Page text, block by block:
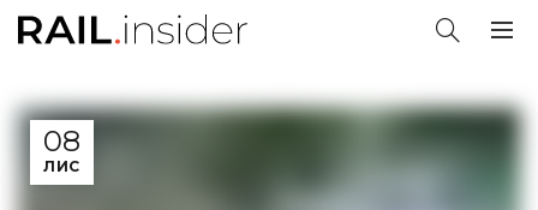
08
ЛИС